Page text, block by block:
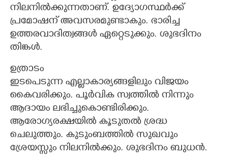
നിലനിൽക്കുന്നതാണ്. ഉദ്യോഗസ്ഥർക്ക്
പ്രമോഷന് അവസരമുണ്ടാകും. ഭാരിച്ച
ഉത്തരവാദിത്വങ്ങൾ ഏറ്റെടുക്കും. ശുഭദിനം
തിങ്കൾ.
ഉത്രാടം
ഇടപെടുന്ന എല്ലാകാര്യങ്ങളിലും വിജയം
കൈവരിക്കും. പൂർവിക സ്വത്തിൽ നിന്നും
ആദായം ലഭിച്ചുകൊണ്ടിരിക്കും.
ആരോഗ്യരക്ഷയിൽ കൂടുതൽ ശ്രദ്ധ
ചെലുത്തും. കുടുംബത്തിൽ സുഖവും
ശ്രേയസ്സും നിലനിൽക്കും. ശുഭദിനം ബുധൻ.